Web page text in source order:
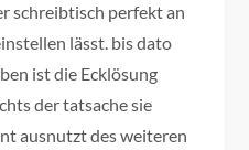
schreibtisch perfekt an
lässt. bis dato
ist die Ecklösung
der tatsache sie
ausnutzt des weiteren